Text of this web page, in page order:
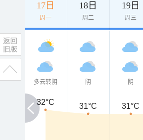
17日
周一
18日
周二
19日
周三
多云转阴 阴 阴
32°C
32°C 31°C 31°C